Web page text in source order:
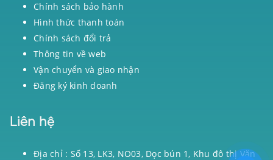
Chính sách bảo hành
Hình thức thanh toán
Chính sách đổi trả
Thông tin về web
Vận chuyển và giao nhận
Đăng ký kinh doanh
Liên hệ
Địa chỉ : Số 13, LK3, NO03, Dọc bún 1, Khu đô thị Văn